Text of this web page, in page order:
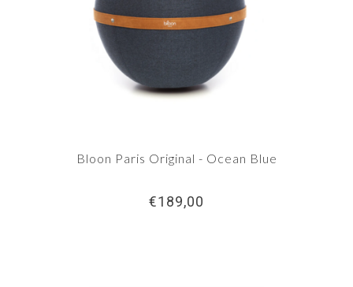
Bloon Paris Original - Ocean Blue
€189,00